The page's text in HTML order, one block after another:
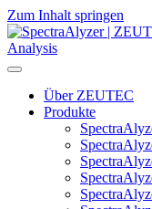
Zum Inhalt springen
Über ZEUTEC
Produkte